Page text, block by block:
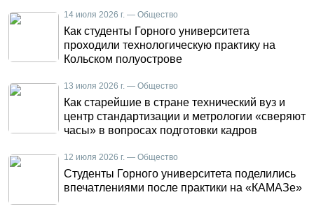
14 июля 2026 г. — Общество
Как студенты Горного университета
проходили технологическую практику на
Кольском полуострове
13 июля 2026 г. — Общество
Как старейшие в стране технический вуз и
центр стандартизации и метрологии «сверяют
часы» в вопросах подготовки кадров
12 июля 2026 г. — Общество
Студенты Горного университета поделились
впечатлениями после практики на «КАМАЗе»